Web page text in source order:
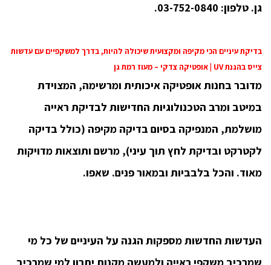
גן. טלפון: 03-752-0840.
בדיקת עיניים הכי מקיפה ומקצועית שיכולה להיות, בדרך למשקפיים עם עדשות
צייס בהגנת UV | אופטיקה צדקי – מעוז רמת גן
מדובר בחנות אופטיקה איכותית ומרשימה, המצוידת
במיטב ומרב הטכנולוגיות החדישות לבדיקת ראייה
מושלמת, המנפיקה בסיום בדיקה מקיפה (כולל בדיקה
לקטרקט ובדיקת לחץ תוך עיני), מרשם ותוצאות מדויקות
מאוד. והכל בלבביות ובמאור פנים. שאפו.
העדשות החדשות מספקות הגנה על העיניים של כל מי